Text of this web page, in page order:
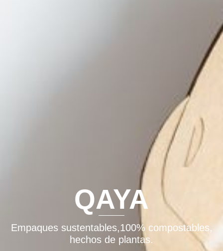
QAYA
Empaques sustentables,100% compostables,
hechos de plantas.